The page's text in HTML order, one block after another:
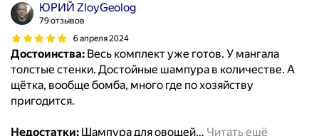
ЮРИЙ ZloyGeolog
79 отзывов
6 апреля 2024
Достоинства: Весь комплект уже готов. У мангала
толстые стенки. Достойные шампура в количестве. А
щётка, вообще бомба, много где по хозяйству
пригодится.
Недостатки: Шампура для овощей… Читать ещё